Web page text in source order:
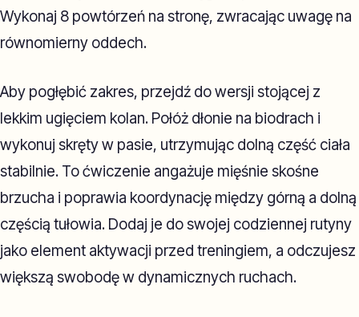
Wykonaj 8 powtórzeń na stronę, zwracając uwagę na
równomierny oddech.
Aby pogłębić zakres, przejdź do wersji stojącej z
lekkim ugięciem kolan. Połóż dłonie na biodrach i
wykonuj skręty w pasie, utrzymując dolną część ciała
stabilnie. To ćwiczenie angażuje mięśnie skośne
brzucha i poprawia koordynację między górną a dolną
częścią tułowia. Dodaj je do swojej codziennej rutyny
jako element aktywacji przed treningiem, a odczujesz
większą swobodę w dynamicznych ruchach.